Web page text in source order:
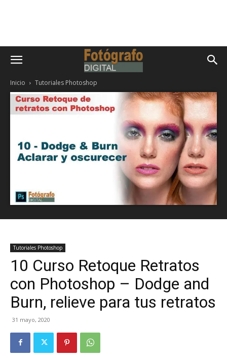
Inicio Tutoriales Photoshop
Tutoriales Photoshop
10 Curso Retoque Retratos
con Photoshop – Dodge and
Burn, relieve para tus retratos
31 mayo, 2020